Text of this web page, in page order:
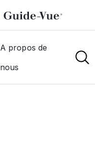
A propos de
nous